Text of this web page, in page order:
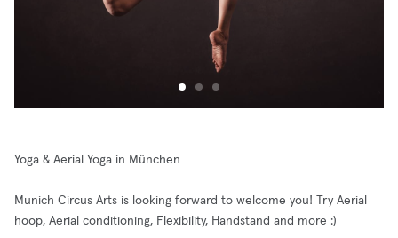
Yoga & Aerial Yoga in München
Munich Circus Arts is looking forward to welcome you! Try Aerial
hoop, Aerial conditioning, Flexibility, Handstand and more :)